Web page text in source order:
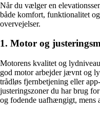
Når du vælger en
både komfort, funktionalitet
overvejelser.
1. Motor og
Motorens kvalitet og
god motor arbejder jævnt og
trådløs fjernbetjening eller
justeringszoner du har brug
og fodende uafhængigt, mens